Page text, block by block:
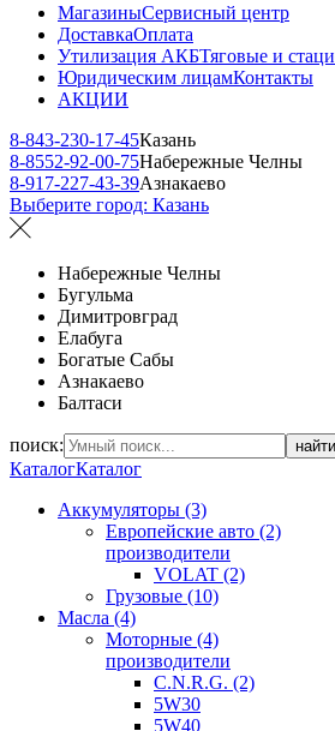
МагазиныСервисный центр
ДоставкаОплата
Утилизация АКБТяговые и
Юридическим лицамКонтакты
АКЦИИ
8-843-230-17-45Казань
8-8552-92-00-75Набережные Челны
8-917-227-43-39Азнакаево
Выберите город: Казань
Набережные Челны
Бугульма
Димитровград
Елабуга
Богатые Сабы
Азнакаево
Балтаси
поиск: найти
КаталогКаталог
Аккумуляторы (3)
Европейские авто (2)
производители
VOLAT (2)
Грузовые (10)
Масла (4)
Моторные (4)
производители
C.N.R.G. (2)
5W30
5W40